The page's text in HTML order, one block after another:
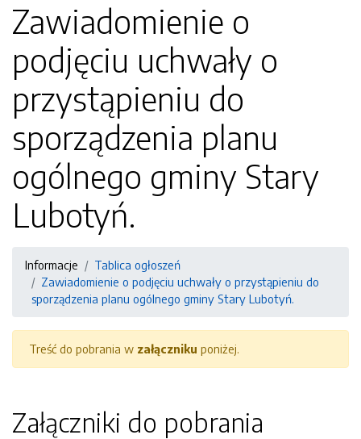
Zawiadomienie o
podjęciu uchwały o
przystąpieniu do
sporządzenia planu
ogólnego gminy Stary
Lubotyń.
Informacje
Tablica ogłoszeń
Zawiadomienie o podjęciu uchwały o przystąpieniu do
sporządzenia planu ogólnego gminy Stary Lubotyń.
Treść do pobrania w załączniku poniżej.
Załączniki do pobrania